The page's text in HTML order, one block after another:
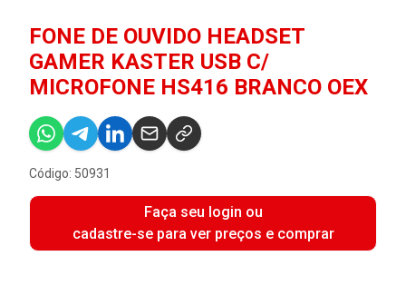
FONE DE OUVIDO HEADSET
GAMER KASTER USB C/
MICROFONE HS416 BRANCO OEX
Código: 50931
Faça seu login ou
cadastre-se para ver preços e comprar